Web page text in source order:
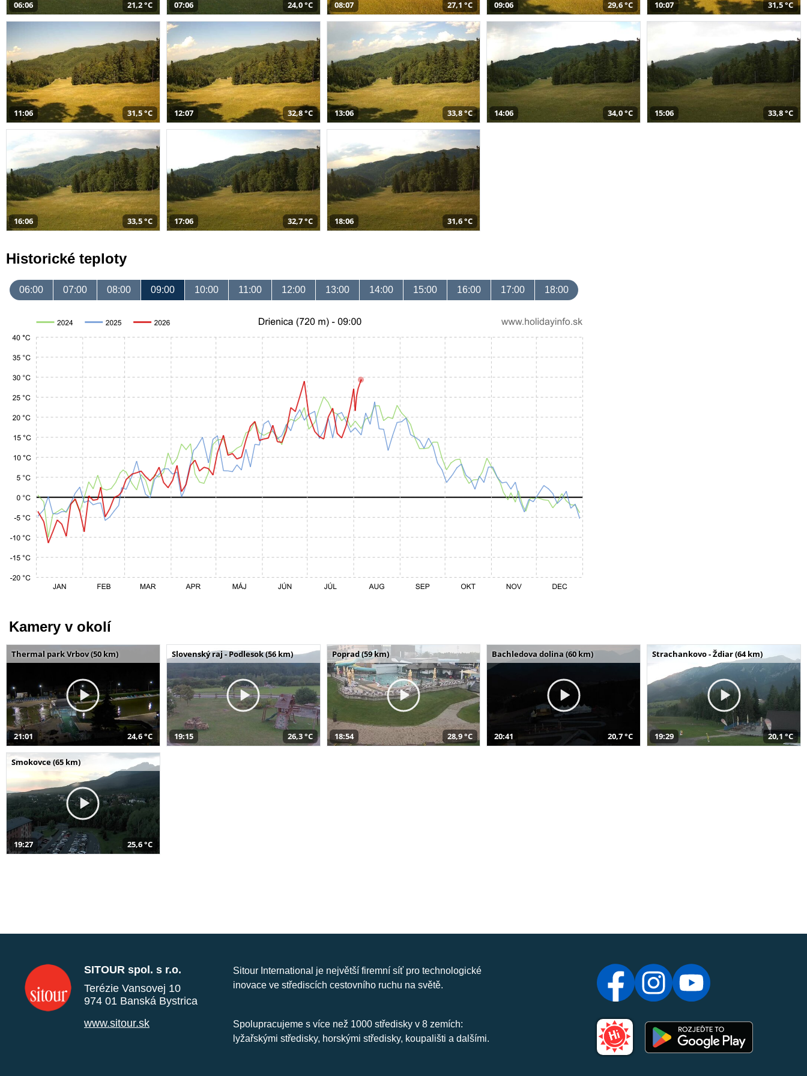
06:06 21,2 °C 07:06 24,0 °C 08:07 27,1 °C 09:06 29,6 °C 10:07 31,5 °C
11:06 31,5 °C 12:07 32,8 °C 13:06 33,8 °C 14:06 34,0 °C 15:06 33,8 °C
16:06 33,5 °C 17:06 32,7 °C 18:06 31,6 °C
Historické teploty
06:00 07:00 08:00 09:00 10:00 11:00 12:00 13:00 14:00 15:00 16:00 17:00 18:00
Kamery v okolí
Thermal park Vrbov (50 km)
21:01 24,6 °C
Slovenský raj - Podlesok (56 km)
19:15 26,3 °C
Poprad (59 km)
18:54 28,9 °C
Bachledova dolina (60 km)
20:41 20,7 °C
Strachankovo - Ždiar (64 km)
19:29 20,1 °C
Smokovce (65 km)
19:27 25,6 °C
SITOUR spol. s r.o.
Terézie Vansovej 10
974 01 Banská Bystrica
www.sitour.sk
Sitour International je největší firemní síť pro technologické
inovace ve střediscích cestovního ruchu na světě.
Spolupracujeme s více než 1000 středisky v 8 zemích:
lyžařskými středisky, horskými středisky, koupališti a dalšími.